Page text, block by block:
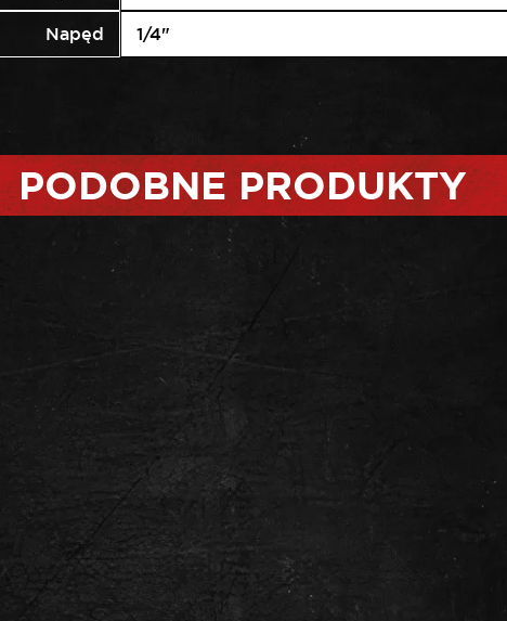
Napęd 1/4"
PODOBNE PRODUKTY